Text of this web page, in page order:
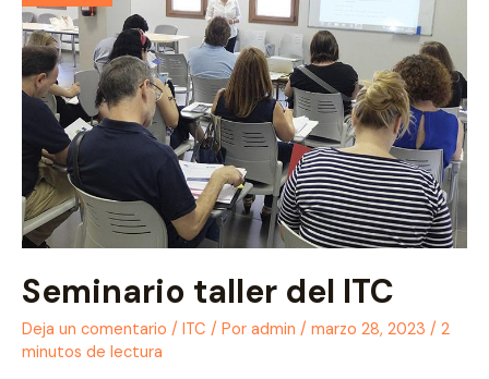
Petronorte
S.A.
Seminario taller del ITC
Deja un comentario / ITC / Por admin / marzo 28, 2023 / 2
minutos de lectura